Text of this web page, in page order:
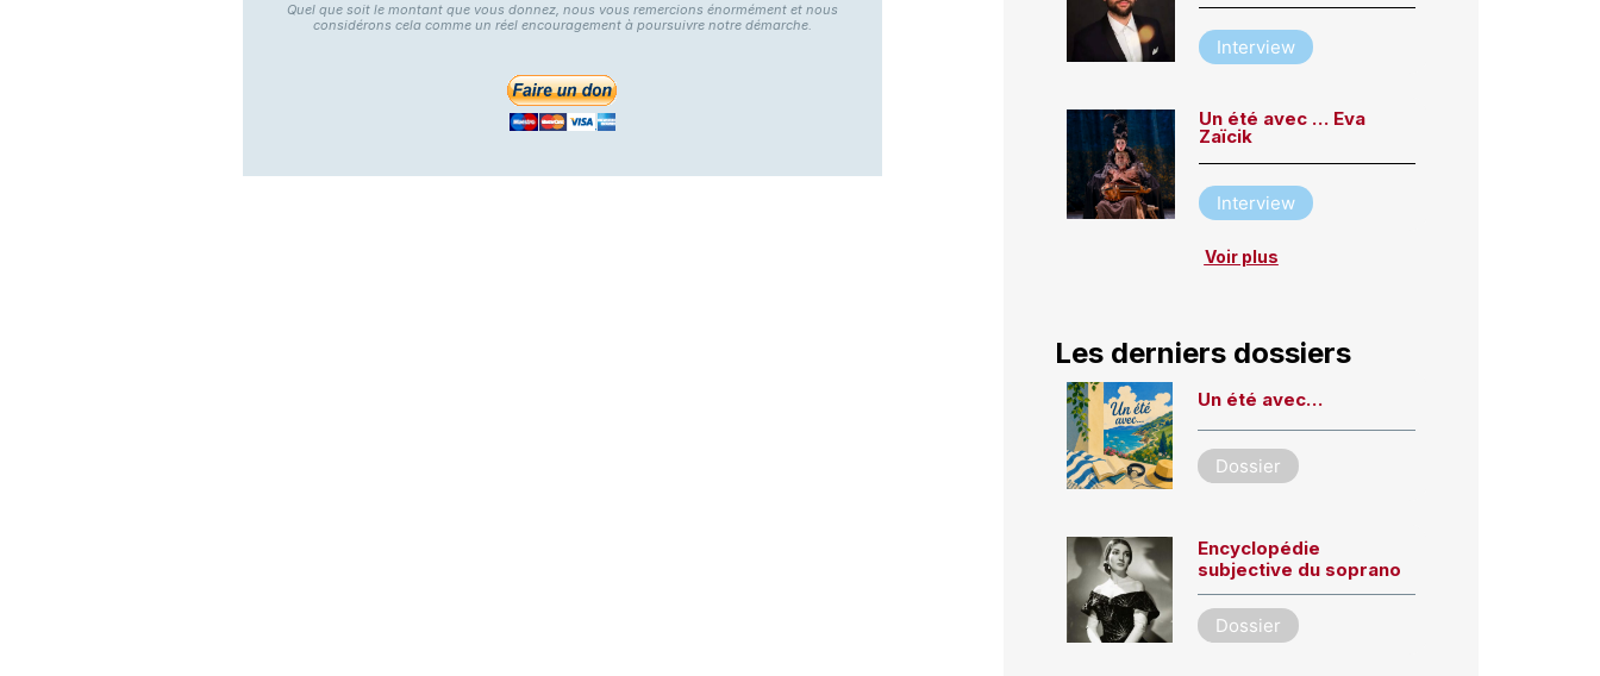
Quel que soit le montant que vous donnez, nous vous remercions énormément et nous
considérons cela comme un réel encouragement à poursuivre notre démarche.
Interview
Un été avec … Eva
Zaïcik
Interview
Voir plus
Les derniers dossiers
Un été avec…
Dossier
Encyclopédie
subjective du soprano
Dossier